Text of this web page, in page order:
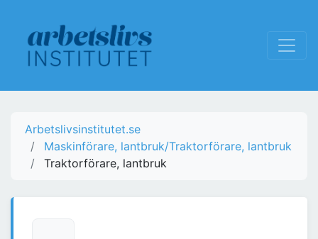
Arbetslivsinstitutet.se
Maskinförare, lantbruk/Traktorförare, lantbruk
Traktorförare, lantbruk